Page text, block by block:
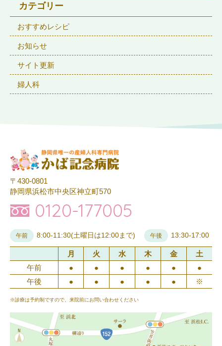
カテゴリー
おすすめレシピ
お知らせ
サイト更新
婦人科
〒430-0801
静岡県浜松市中央区神立町570
0120-177005
午前 8:00-11:30(土曜日は12:00まで) 午後 13:30-17:00
月 火 水 木 金
土
午前
● ● ● ● ●
●
午後
● ● ● ● ● ※
※診療は予約制ですので、来院前にお問い合わせください